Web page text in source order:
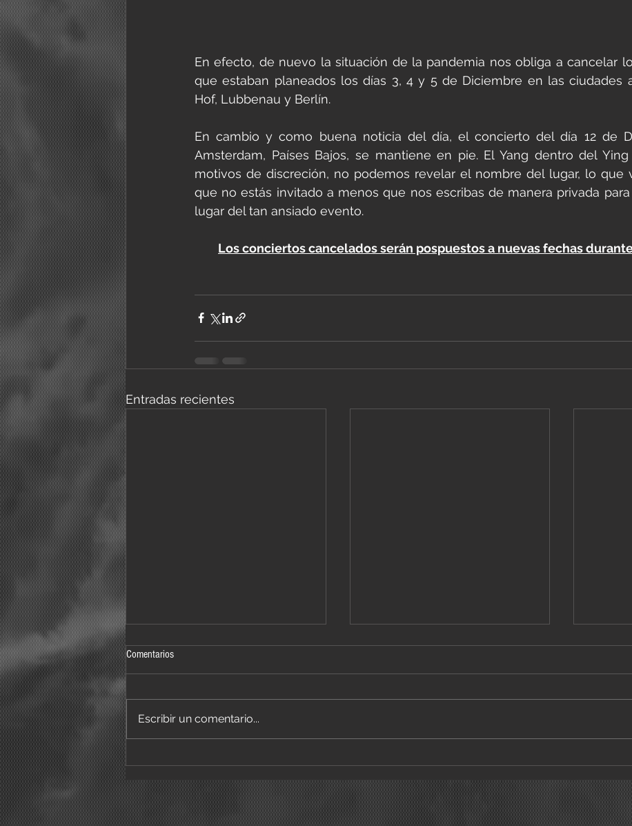
En efecto, de nuevo la situación de la pandemia nos obliga a cancelar
que estaban planeados los días 3, 4 y 5 de Diciembre en las ciudades
Hof, Lubbenau y Berlín.
En cambio y como buena noticia del día, el concierto del día 12 de
Amsterdam, Países Bajos, se mantiene en pie. El Yang dentro del
motivos de discreción, no podemos revelar el nombre del lugar, lo que
que no estás invitado a menos que nos escribas de manera privada
lugar del tan ansiado evento.
Los conciertos cancelados serán pospuestos a nuevas fechas
Entradas recientes
Comentarios
Escribir un comentario...